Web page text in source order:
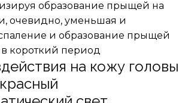
образование прыщей на
очевидно, уменьшая и
и образование прыщей
в короткий период
на кожу головы